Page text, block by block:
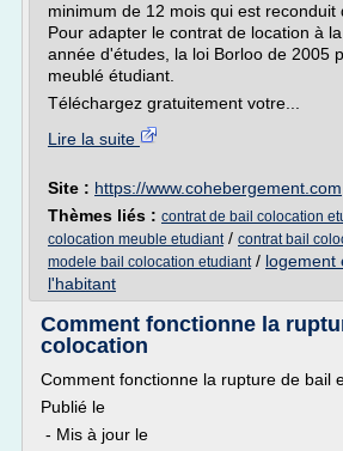
minimum de 12 mois qui est reconduit
Pour adapter le contrat de location à
année d'études, la loi Borloo de 2005
meublé étudiant.
Téléchargez gratuitement votre...
Lire la suite
Site : https://www.cohebergement.com
Thèmes liés : contrat de bail colocation
colocation meuble etudiant/ contrat bail
modele bail colocation etudiant/ logement
l'habitant
Comment fonctionne la
colocation
Comment fonctionne la rupture de bail
Publié le
- Mis à jour le